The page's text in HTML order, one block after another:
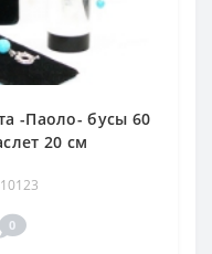
-Паоло- бусы 60
20 см
0